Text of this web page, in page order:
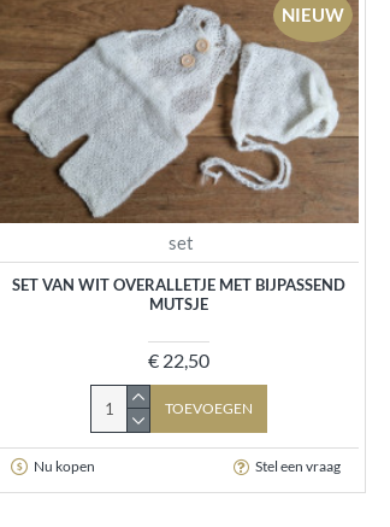
NIEUW
set
SET VAN WIT OVERALLETJE MET BIJPASSEND
MUTSJE
€ 22,50
TOEVOEGEN
Nu kopen Stel een vraag